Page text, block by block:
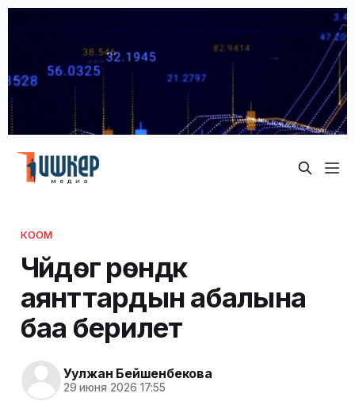
КООМ
Чүйдөгү үрөндүк
аянттардын абалына
баа берилет
Уулжан Бейшенбекова
29 июня 2026 17:55